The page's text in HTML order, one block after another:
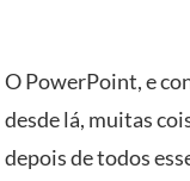
O PowerPoint, e
desde lá, muitas
depois de todos